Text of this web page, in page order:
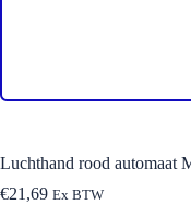
Luchthand rood automaat
€21,69 Ex BTW